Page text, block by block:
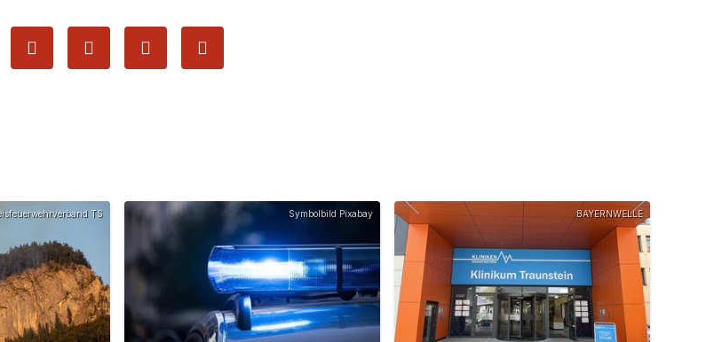
TS Symbolbild Pixabay BAYERNWELLE